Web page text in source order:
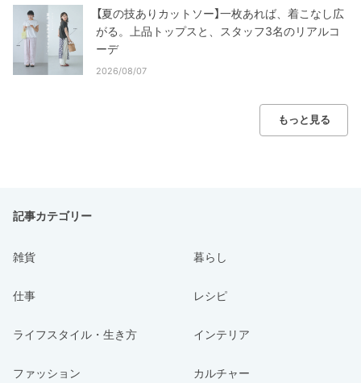
【夏の技ありカットソー】一枚あれば、着こなし広
がる。上品トップスと、スタッフ3名のリアルコ
ーデ
2026/08/07
もっと見る
記事カテゴリー
雑貨 暮らし
仕事 レシピ
ライフスタイル・生き方 インテリア
ファッション カルチャー